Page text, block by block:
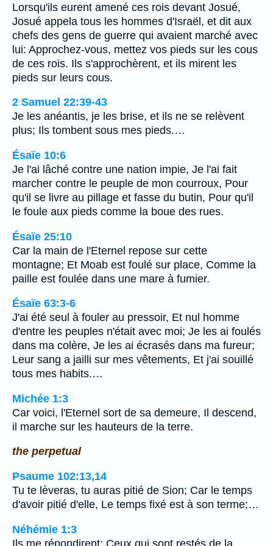
Lorsqu'ils eurent amené ces rois devant Josué,
Josué appela tous les hommes d'Israël, et dit aux
chefs des gens de guerre qui avaient marché avec
lui: Approchez-vous, mettez vos pieds sur les cous
de ces rois. Ils s'approchèrent, et ils mirent les
pieds sur leurs cous.
2 Samuel 22:39-43
Je les anéantis, je les brise, et ils ne se relèvent
plus; Ils tombent sous mes pieds.…
Ésaïe 10:6
Je l'ai lâché contre une nation impie, Je l'ai fait
marcher contre le peuple de mon courroux, Pour
qu'il se livre au pillage et fasse du butin, Pour qu'il
le foule aux pieds comme la boue des rues.
Ésaïe 25:10
Car la main de l'Eternel repose sur cette
montagne; Et Moab est foulé sur place, Comme la
paille est foulée dans une mare à fumier.
Ésaïe 63:3-6
J'ai été seul à fouler au pressoir, Et nul homme
d'entre les peuples n'était avec moi; Je les ai foulés
dans ma colère, Je les ai écrasés dans ma fureur;
Leur sang a jailli sur mes vêtements, Et j'ai souillé
tous mes habits.…
Michée 1:3
Car voici, l'Eternel sort de sa demeure, Il descend,
il marche sur les hauteurs de la terre.
the perpetual
Psaume 102:13,14
Tu te lèveras, tu auras pitié de Sion; Car le temps
d'avoir pitié d'elle, Le temps fixé est à son terme;…
Néhémie 1:3
Ils me répondirent: Ceux qui sont restés de la